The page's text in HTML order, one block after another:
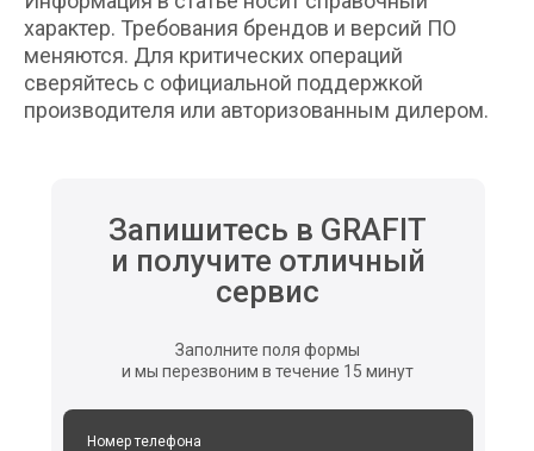
характер. Требования брендов и версий ПО
меняются. Для критических операций
сверяйтесь с официальной поддержкой
производителя или авторизованным дилером.
Запишитесь в GRAFIT
и получите отличный
сервис
Заполните поля формы
и мы перезвоним в течение 15 минут
Номер телефона